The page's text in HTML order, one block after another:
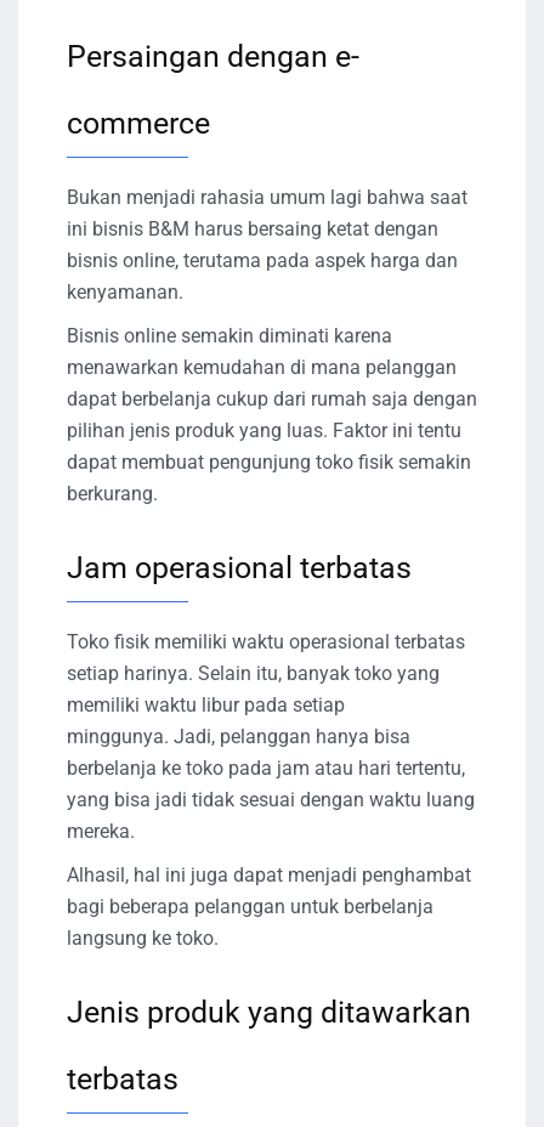
Persaingan dengan e-
commerce
Bukan menjadi rahasia umum lagi bahwa saat
ini bisnis B&M harus bersaing ketat dengan
bisnis online, terutama pada aspek harga dan
kenyamanan.
Bisnis online semakin diminati karena
menawarkan kemudahan di mana pelanggan
dapat berbelanja cukup dari rumah saja dengan
pilihan jenis produk yang luas. Faktor ini tentu
dapat membuat pengunjung toko fisik semakin
berkurang.
Jam operasional terbatas
Toko fisik memiliki waktu operasional terbatas
setiap harinya. Selain itu, banyak toko yang
memiliki waktu libur pada setiap
minggunya. Jadi, pelanggan hanya bisa
berbelanja ke toko pada jam atau hari tertentu,
yang bisa jadi tidak sesuai dengan waktu luang
mereka.
Alhasil, hal ini juga dapat menjadi penghambat
bagi beberapa pelanggan untuk berbelanja
langsung ke toko.
Jenis produk yang ditawarkan
terbatas